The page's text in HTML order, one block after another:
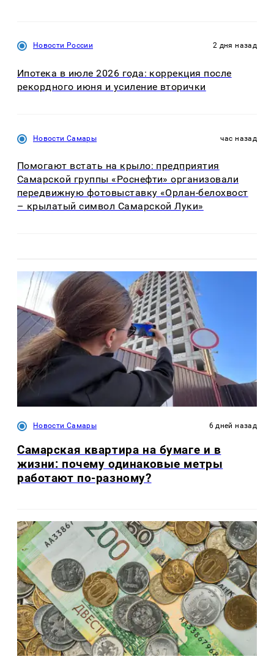
Новости России 2 дня назад
Ипотека в июле 2026 года: коррекция после
рекордного июня и усиление вторички
Новости Самары час назад
Помогают встать на крыло: предприятия
Самарской группы «Роснефти» организовали
передвижную фотовыставку «Орлан-белохвост
– крылатый символ Самарской Луки»
Новости Самары 6 дней назад
Самарская квартира на бумаге и в
жизни: почему одинаковые метры
работают по-разному?